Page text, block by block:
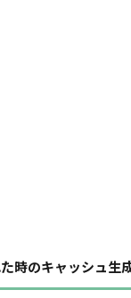
時のキャッシュ生